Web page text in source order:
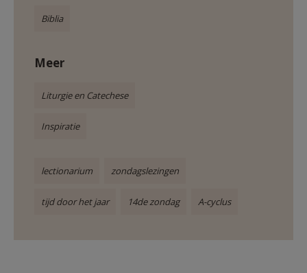
Biblia
Meer
Liturgie en Catechese
Inspiratie
lectionarium zondagslezingen
tijd door het jaar 14de zondag A-cyclus